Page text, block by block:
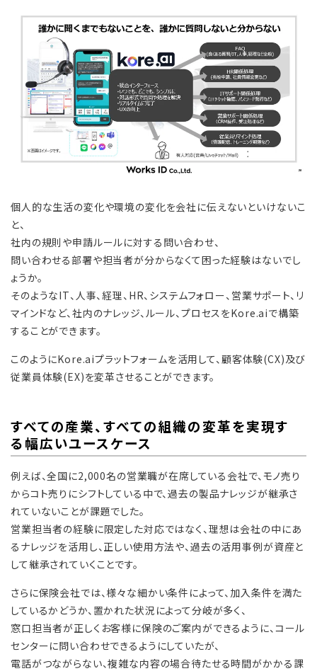
個人的な生活の変化や環境の変化を会社に伝えないといけないこ
と、
社内の規則や申請ルールに対する問い合わせ、
問い合わせる部署や担当者が分からなくて困った経験はないでし
ょうか。
そのようなIT、人事、経理、HR、システムフォロー、営業サポート、リ
マインドなど、社内のナレッジ、ルール、プロセスをKore.aiで構築
することができます。
このようにKore.aiプラットフォームを活用して、顧客体験(CX)及び
従業員体験(EX)を変革させることができます。
すべての産業、すべての組織の変革を実現す
る幅広いユースケース
例えば、全国に2,000名の営業職が在席している会社で、モノ売り
からコト売りにシフトしている中で、過去の製品ナレッジが継承さ
れていないことが課題でした。
営業担当者の経験に限定した対応ではなく、理想は会社の中にあ
るナレッジを活用し、正しい使用方法や、過去の活用事例が資産と
して継承されていくことです。
さらに保険会社では、様々な細かい条件によって、加入条件を満た
しているかどうか、置かれた状況によって分岐が多く、
窓口担当者が正しくお客様に保険のご案内ができるように、コール
センターに問い合わせできるようにしていたが、
電話がつながらない、複雑な内容の場合待たせる時間がかかる課